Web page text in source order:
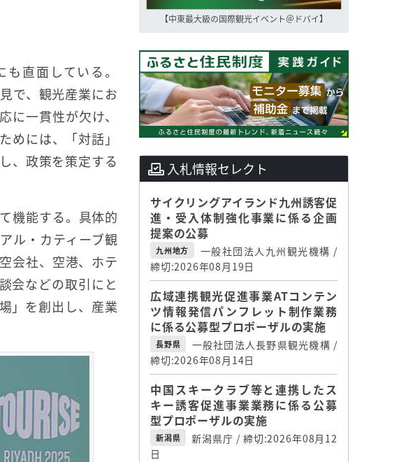
直面している。
で、観光産業にお
一貫性が欠け、
には、「対話」
、政策を策定する
機能する。具体的
ル・カティーブ観
会社、空港、ホテ
会などの取引にと
」を創出し、産業
【中東最大級の国際観光イベント＠ドバイ】
入札情報セレクト
サイクリングアイランド九州誘客促
進・受入体制強化事業に係る企画
提案の公募
九州地方
一般社団法人九州観光機構 /
締切:2026年08月19日
広域連携観光促進事業ATコンテン
ツ情報発信パンフレット制作業務
に係る公募型プロポーザルの実施
長野県
一般社団法人長野県観光機構 /
締切:2026年08月14日
中国スキークラブ等と連携したス
キー誘客促進事業業務に係る公募
型プロポーザルの実施
新潟県
新潟県庁 / 締切:2026年08月12
日